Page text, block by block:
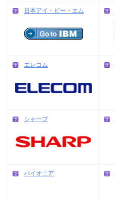
日本アイ・ビー・エム
エレコム
シャープ
パイオニア